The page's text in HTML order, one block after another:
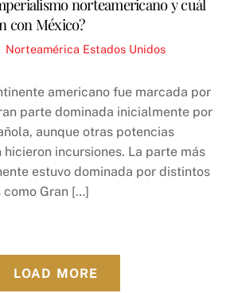
norteamericano y cuál
con México?
Norteamérica Estados Unidos
americano fue marcada por
parte dominada inicialmente por
aunque otras potencias
incursiones. La parte más
estuvo dominada por distintos
como Gran […]
LOAD MORE